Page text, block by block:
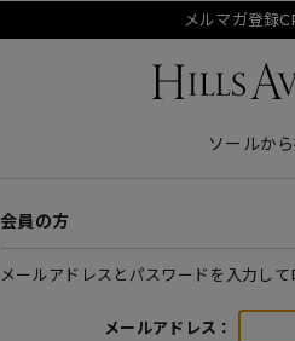
メルマガ登録
ソールか
会員の方
メールアドレスとパスワードを入力して
メールアドレス：